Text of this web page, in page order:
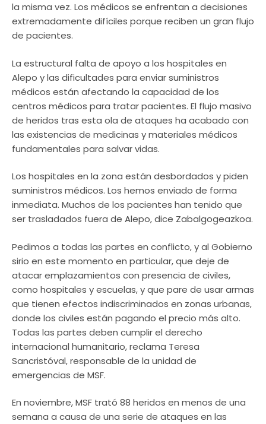
la misma vez. Los médicos se enfrentan a decisiones
extremadamente difíciles porque reciben un gran flujo
de pacientes.
La estructural falta de apoyo a los hospitales en
Alepo y las dificultades para enviar suministros
médicos están afectando la capacidad de los
centros médicos para tratar pacientes. El flujo masivo
de heridos tras esta ola de ataques ha acabado con
las existencias de medicinas y materiales médicos
fundamentales para salvar vidas.
Los hospitales en la zona están desbordados y piden
suministros médicos. Los hemos enviado de forma
inmediata. Muchos de los pacientes han tenido que
ser trasladados fuera de Alepo, dice Zabalgogeazkoa.
Pedimos a todas las partes en conflicto, y al Gobierno
sirio en este momento en particular, que deje de
atacar emplazamientos con presencia de civiles,
como hospitales y escuelas, y que pare de usar armas
que tienen efectos indiscriminados en zonas urbanas,
donde los civiles están pagando el precio más alto.
Todas las partes deben cumplir el derecho
internacional humanitario, reclama Teresa
Sancristóval, responsable de la unidad de
emergencias de MSF.
En noviembre, MSF trató 88 heridos en menos de una
semana a causa de una serie de ataques en las